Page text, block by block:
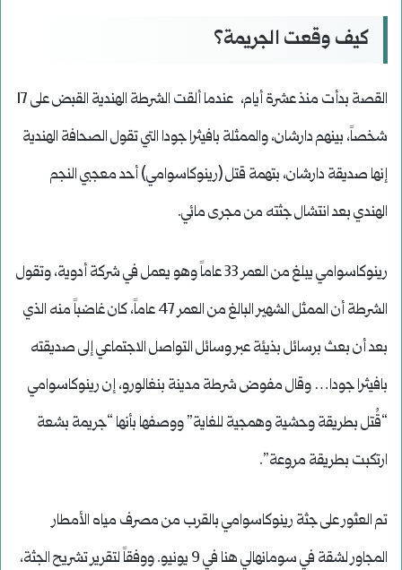
كيف وقعت الجريمة؟
القصة بدأت منذ عشرة أيام، عندما ألقت الشرطة الهندية القبض على 17
شخصاً، بينهم دارشان، والممثلة بافيثرا جودا التي تقول الصحافة الهندية
إنها صديقة دارشان، بتهمة قتل (رينوكاسوامي) أحد معجبي النجم
الهندي بعد انتشال جثته من مجرى مائي.
رينوكاسوامي يبلغ من العمر 33 عاماً وهو يعمل في شركة أدوية، وتقول
الشرطة أن الممثل الشهير البالغ من العمر 47 عاماً، كان غاضباً منه الذي
بعد أن بعث برسائل بذيئة عبر وسائل التواصل الاجتماعي إلى صديقته
بافيثرا جودا… وقال مفوض شرطة مدينة بنغالورو، إن رينوكاسوامي
“قُتل بطريقة وحشية وهمجية للغاية” ووصفها بأنها “جريمة بشعة
ارتكبت بطريقة مروعة”.
تم العثور على جثة رينوكاسوامي بالقرب من مصرف مياه الأمطار
المجاور لشقة في سومانهالي هنا في 9 يونيو. ووفقاً لتقرير تشريح الجثة،